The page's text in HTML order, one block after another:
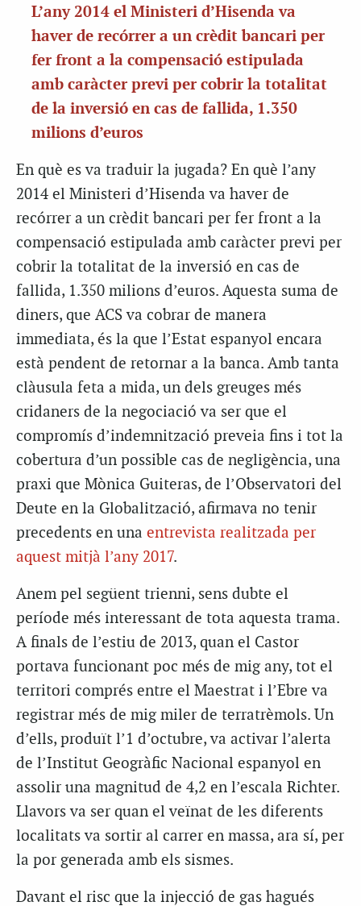
L’any 2014 el Ministeri d’Hisenda va
haver de recórrer a un crèdit bancari per
fer front a la compensació estipulada
amb caràcter previ per cobrir la totalitat
de la inversió en cas de fallida, 1.350
milions d’euros
En què es va traduir la jugada? En què l’any
2014 el Ministeri d’Hisenda va haver de
recórrer a un crèdit bancari per fer front a la
compensació estipulada amb caràcter previ per
cobrir la totalitat de la inversió en cas de
fallida, 1.350 milions d’euros. Aquesta suma de
diners, que ACS va cobrar de manera
immediata, és la que l’Estat espanyol encara
està pendent de retornar a la banca. Amb tanta
clàusula feta a mida, un dels greuges més
cridaners de la negociació va ser que el
compromís d’indemnització preveia fins i tot la
cobertura d’un possible cas de negligència, una
praxi que Mònica Guiteras, de l’Observatori del
Deute en la Globalització, afirmava no tenir
precedents en una entrevista realitzada per
aquest mitjà l’any 2017.
Anem pel següent trienni, sens dubte el
període més interessant de tota aquesta trama.
A finals de l’estiu de 2013, quan el Castor
portava funcionant poc més de mig any, tot el
territori comprés entre el Maestrat i l’Ebre va
registrar més de mig miler de terratrèmols. Un
d’ells, produït l’1 d’octubre, va activar l’alerta
de l’Institut Geogràfic Nacional espanyol en
assolir una magnitud de 4,2 en l’escala Richter.
Llavors va ser quan el veïnat de les diferents
localitats va sortir al carrer en massa, ara sí, per
la por generada amb els sismes.
Davant el risc que la injecció de gas hagués